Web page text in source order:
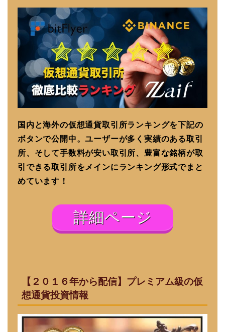
国内と海外の仮想通貨取引所ランキングを下記の
ボタンで公開中。ユーザーが多く実績のある取引
所、そして手数料が安い取引所、豊富な銘柄が取
引できる取引所をメインにランキング形式でまと
めています！
詳細ページ
【２０１６年から配信】プレミアム級の仮
想通貨投資情報